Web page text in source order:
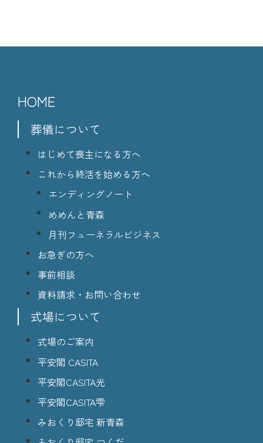
HOME
葬儀について
はじめて喪主になる方へ
これから終活を始める方へ
エンディングノート
めめんと青森
月刊フューネラルビジネス
お急ぎの方へ
事前相談
資料請求・お問い合わせ
式場について
式場のご案内
平安閣 CASITA
平安閣CASITA光
平安閣CASITA雫
みおくり邸宅 新青森